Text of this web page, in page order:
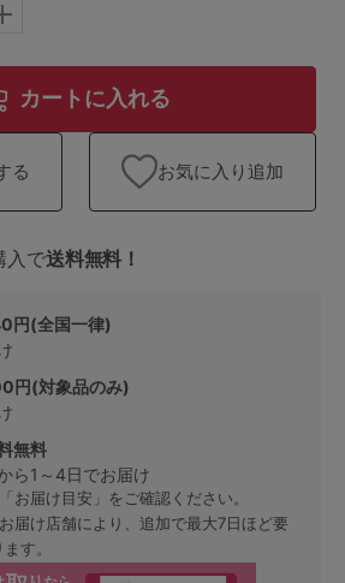
カートに入れる
る お気に入り追加
入で送料無料！
円(全国一律)
円(対象品のみ)
無料
ら1～4日でお届け
お届け目安」をご確認ください。
届け店舗により、追加で最大7日ほど要
す。